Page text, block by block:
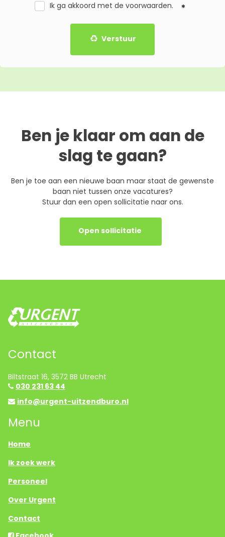
Ik ga akkoord met de voorwaarden.
Verstuur
Ben je klaar om aan de
slag te gaan?
Ben je toe aan een nieuwe baan maar staat de gewenste
baan niet tussen onze vacatures?
Stuur dan een open sollicitatie naar ons.
Open sollicitatie
Contact
Biltstraat 16, 3572 BB Utrecht
030 231 63 44
info@urgent-uitzendburo.nl
Menu
Home
Ik zoek werk
Personeel
Over Urgent
Contact